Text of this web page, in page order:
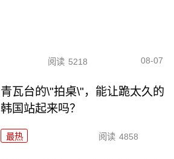
阅读 5218 08-07
青瓦台的\"拍桌\"，能让跪太久的
韩国站起来吗？
最热 阅读 4858